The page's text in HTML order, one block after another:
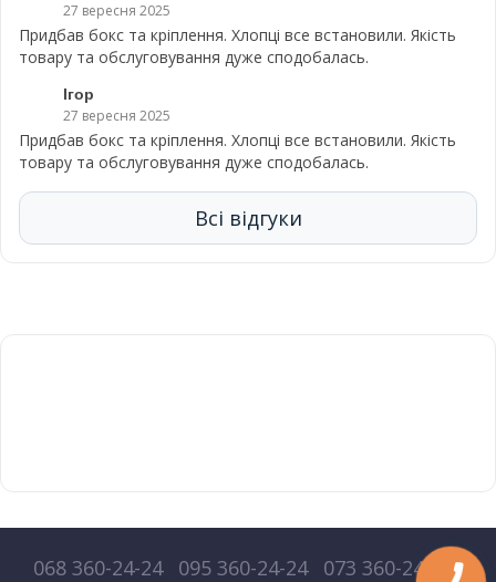
27 вересня 2025
Придбав бокс та кріплення. Хлопці все встановили. Якість
товару та обслуговування дуже сподобалась.
Ігор
27 вересня 2025
Придбав бокс та кріплення. Хлопці все встановили. Якість
товару та обслуговування дуже сподобалась.
Всі відгуки
068 360-24-24 095 360-24-24 073 360-24-24